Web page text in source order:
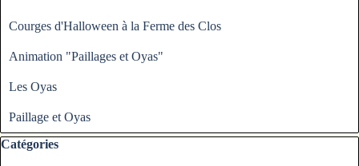
Courges d'Halloween à la Ferme des Clos
Animation "Paillages et Oyas"
Les Oyas
Paillage et Oyas
Sauter le bloc Catégories
Catégories